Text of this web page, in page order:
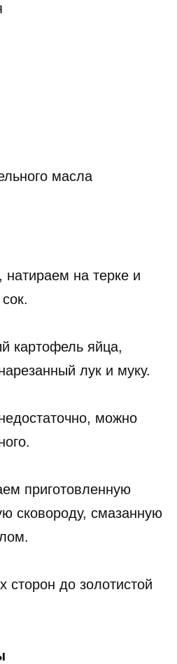
масла
на терке и
картофель яйца,
лук и муку.
можно
приготовленную
сковороду, смазанную
до золотистой